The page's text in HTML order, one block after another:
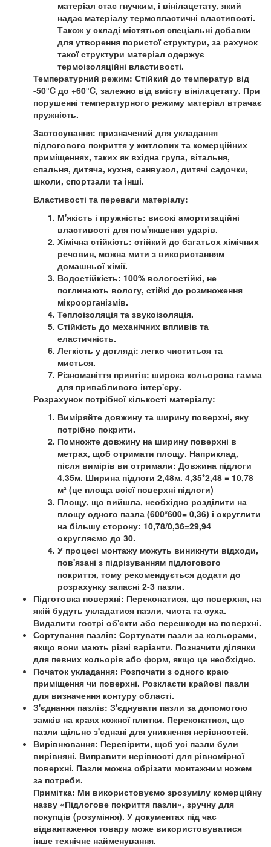
матеріал стає гнучким, і вінілацетату, який
надає матеріалу термопластичні властивості.
Також у складі містяться спеціальні добавки
для утворення пористої структури, за рахунок
такої структури матеріал одержує
термоізоляційні властивості.
Температурний режим: Стійкий до температур від
-50°C до +60°C, залежно від вмісту вінілацетату. При
порушенні температурного режиму матеріал втрачає
пружність.
Застосування: призначений для укладання
підлогового покриття у житлових та комерційних
приміщеннях, таких як вхідна група, вітальня,
спальня, дитяча, кухня, санвузол, дитячі садочки,
школи, спортзали та інші.
Властивості та переваги матеріалу:
М'якість і пружність: високі амортизаційні
властивості для пом'якшення ударів.
Хімічна стійкість: стійкий до багатьох хімічних
речовин, можна мити з використанням
домашньої хімії.
Водостійкість: 100% вологостійкі, не
поглинають вологу, стійкі до розмноження
мікроорганізмів.
Теплоізоляція та звукоізоляція.
Стійкість до механічних впливів та
еластичність.
Легкість у догляді: легко чиститься та
миється.
Різноманіття принтів: широка кольорова гамма
для привабливого інтер'єру.
Розрахунок потрібної кількості матеріалу:
Виміряйте довжину та ширину поверхні, яку
потрібно покрити.
Помножте довжину на ширину поверхні в
метрах, щоб отримати площу. Наприклад,
після вимірів ви отримали: Довжина підлоги
4,35м. Ширина підлоги 2,48м. 4,35*2,48 = 10,78
м² (це площа всієї поверхні підлоги)
Площу, що вийшла, необхідно розділити на
площу одного пазла (600*600= 0,36) і округлити
на більшу сторону: 10,78/0,36=29,94
округляємо до 30.
У процесі монтажу можуть виникнути відходи,
пов'язані з підрізуванням підлогового
покриття, тому рекомендується додати до
розрахунку запасні 2-3 пазли.
Підготовка поверхні: Переконатися, що поверхня, на
якій будуть укладатися пазли, чиста та суха.
Видалити гострі об'єкти або перешкоди на поверхні.
Сортування пазлів: Сортувати пазли за кольорами,
якщо вони мають різні варіанти. Позначити ділянки
для певних кольорів або форм, якщо це необхідно.
Початок укладання: Розпочати з одного краю
приміщення чи поверхні. Розкласти крайові пазли
для визначення контуру області.
З'єднання пазлів: З'єднувати пазли за допомогою
замків на краях кожної плитки. Переконатися, що
пазли щільно з'єднані для уникнення нерівностей.
Вирівнювання: Перевірити, щоб усі пазли були
вирівняні. Виправити нерівності для рівномірної
поверхні. Пазли можна обрізати монтажним ножем
за потреби.
Примітка: Ми використовуємо зрозумілу комерційну
назву «Підлогове покриття пазли», зручну для
покупців (розуміння). У документах під час
відвантаження товару може використовуватися
інше технічне найменування.